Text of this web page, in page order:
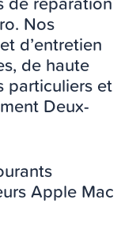
Nos
d’entretien
de haute
particuliers et
Deux-
Apple Mac